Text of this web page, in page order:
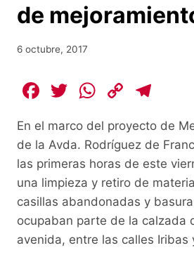
de
6 octubre, 2017
F
c
e
b
o
o
k
T
itt
er
W
at
s
A
p
p
C
p
y
Li
n
k
e
gr
a
m
En el marco del proyecto de
de la Avda. Rodríguez de
las primeras horas de este
una limpieza y retiro de
casillas abandonadas y
ocupaban parte de la calzada
avenida, entre las calles Iribas